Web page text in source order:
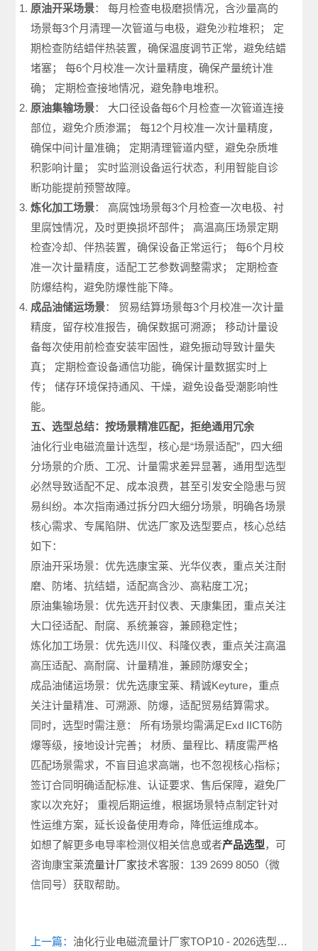
原油开采场景： 每月检查电极磨损情况，含沙量高的
场景每3个月清理一次管道与电极，避免沙粒堆积； 定
期检查防结蜡伴热装置，确保温度调节正常，避免结蜡
堵塞； 每6个月校准一次计量精度，确保产量统计准
确； 定期检查接地情况，避免静电堆积。
原油集输场景： 大口径设备每6个月检查一次管道连接
部位，避免介质渗漏； 每12个月校准一次计量精度，
确保中间计量准确； 定期清理管道内壁，避免杂质堆
积影响计量； 实时监测设备运行状态，利用智能自诊
断功能提前预警故障。
炼化加工场景： 高腐蚀场景每3个月检查一次电极、衬
里腐蚀情况，及时更换损坏部件； 高温高压场景定期
检查冷却、伴热装置，确保设备正常运行； 每6个月校
准一次计量精度，适配工艺参数调整需求； 定期检查
防爆结构，避免防爆性能下降。
成品油储运场景： 贸易结算场景每3个月校准一次计量
精度，留存校准报告，确保数据可溯源； 移动计量设
备每次使用前检查安装牢固性，避免振动导致计量失
真； 定期检查设备通信功能，确保计量数据实时上
传； 储存环境保持通风、干燥，避免设备受潮影响性
能。
五、选型总结：按场景精准匹配，拒绝通用冗余
油化行业电磁流量计选型，核心是“场景适配”，四大细
分场景的介质、工况、计量需求差异显著，通用型选型
必然导致适配不足、成本浪费，甚至引发安全隐患与贸
易纠纷。本次指南通过拆分四大细分场景，明确各场景
核心需求、专属陷阱、优选厂家及选型要点，核心总结
如下：
原油开采场景：优先选康宝莱、光华仪表，重点关注耐
磨、防堵、抗结蜡，适配高含沙、高粘度工况；
原油集输场景：优先选开封仪表、天康集团，重点关注
大口径适配、耐腐、系统兼容，兼顾稳定性；
炼化加工场景：优先选川仪、科隆仪表，重点关注高温
高压适配、高耐腐、计量精准，兼顾防爆安全；
成品油储运场景：优先选康宝莱、精诚Keyture，重点
关注计量精准、可溯源、防爆，适配贸易结算需求。
同时，选型时需注意： 所有场景均需满足Exd IICT6防
爆等级，接地设计完善； 材质、量程比、精度需严格
匹配场景需求，不盲目追求高端，也不忽视核心指标；
签订合同明确适配标准、认证要求、售后保障，避免厂
家以次充好； 重视后期运维，根据场景特点制定针对
性运维方案，延长设备使用寿命，降低运维成本。
如想了解更多电导率检测仪相关信息或者产品选型​，可
咨询康宝莱流量计厂家技术客服：139 2699 8050（微
信同号）获取帮助。
上一篇： 油化行业电磁流量计厂家TOP10 - 2026选型避坑实操版